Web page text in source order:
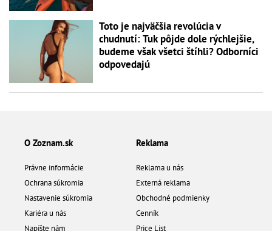
Toto je najväčšia revolúcia v
chudnutí: Tuk pôjde dole rýchlejšie,
budeme však všetci štíhli? Odborníci
odpovedajú
O Zoznam.sk
Právne informácie
Ochrana súkromia
Nastavenie súkromia
Kariéra u nás
Napíšte nám
Reklama
Reklama u nás
Externá reklama
Obchodné podmienky
Cenník
Price List